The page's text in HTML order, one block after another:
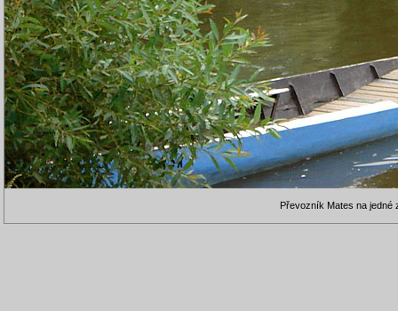
Převozník Mates na